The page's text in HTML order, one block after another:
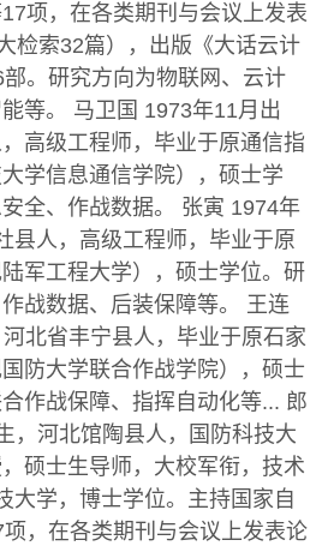
项，在各类期刊与会议上发表
检索32篇），出版《大话云计
。研究方向为物联网、云计
等。 马卫国 1973年11月出
高级工程师，毕业于原通信指
学信息通信学院），硕士学
全、作战数据。 张寅 1974年
县人，高级工程师，毕业于原
军工程大学），硕士学位。研
战数据、后装保障等。 王连
北省丰宁县人，毕业于原石家
防大学联合作战学院），硕士
作战保障、指挥自动化等... 郎
，河北馆陶县人，国防科技大
硕士生导师，大校军衔，技术
大学，博士学位。主持国家自
，在各类期刊与会议上发表论